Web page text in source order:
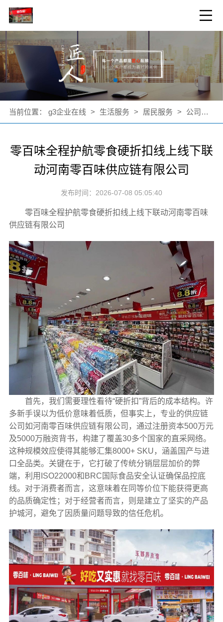
当前位置： g3企业在线 > 生活服务 > 居民服务 > 公司新闻
零百味全程护航零食硬折扣线上线下联
动河南零百味供应链有限公司
发布时间：2026-07-08 05:05:40
零百味全程护航零食硬折扣线上线下联动河南零百味
供应链有限公司
首先，我们需要理性看待“硬折扣”背后的成本结构。许
多新手误以为低价意味着低质，但事实上，专业的供应链
公司如河南零百味供应链有限公司，通过注册资本500万元
及5000万融资背书，构建了覆盖30多个国家的直采网络。
这种规模效应使得其能够汇集8000+ SKU，涵盖国产与进
口全品类。关键在于，它打破了传统分销层层加价的弊
端，利用ISO22000和BRC国际食品安全认证确保品控底
线。对于消费者而言，这意味着在同等价位下能获得更高
的品质确定性；对于经营者而言，则是建立了坚实的产品
护城河，避免了因质量问题导致的信任危机。